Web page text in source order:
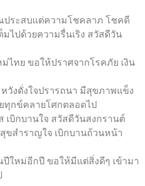
ระสบแต่ความโชคลาภ โชคดี
ไปด้วยความรื่นเริง สวัสดีวัน
ไทย ขอให้ปราศจากโรคภัย เงิน
วังดั่งใจปรารถนา มีสุขภาพแข็ง
ทุกข์คลายโศกตลอดไป
เบิกบานใจ สวัสดีวันสงกรานต์
ขสำราญใจ เบิกบานถ้วนหน้า
ปีใหม่อีกปี ขอให้มีแต่สิ่งดีๆ เข้ามา